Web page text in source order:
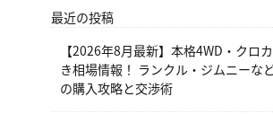
最近の投稿
【2026年8月最新】本格4WD・クロ
き相場情報！ ランクル・ジムニーな
の購入攻略と交渉術